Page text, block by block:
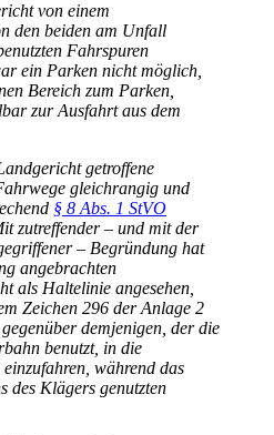
von einem
den beiden am Unfall
Fahrspuren
ein Parken nicht möglich,
Bereich zum Parken,
zur Ausfahrt aus dem
getroffene
gleichrangig und
§ 8 Abs. 1 StVO
zutreffender – und mit der
– Begründung hat
angebrachten
als Haltelinie angesehen,
Zeichen 296 der Anlage 2
demjenigen, der die
benutzt, in die
während das
des Klägers genutzten